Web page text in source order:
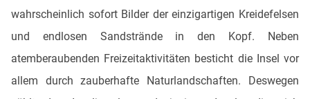
wahrscheinlich sofort Bilder der einzigartigen Kreidefelsen
und endlosen Sandstrände in den Kopf. Neben
atemberaubenden Freizeitaktivitäten besticht die Insel vor
allem durch zauberhafte Naturlandschaften. Deswegen